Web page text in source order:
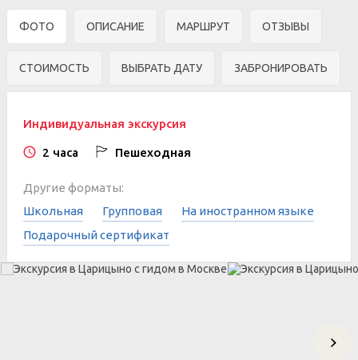
ФОТО ОПИСАНИЕ МАРШРУТ ОТЗЫВЫ
СТОИМОСТЬ ВЫБРАТЬ ДАТУ ЗАБРОНИРОВАТЬ
Индивидуальная экскурсия
2 часа Пешеходная
Другие форматы:
Школьная
Групповая
На иностранном языке
Подарочный сертификат